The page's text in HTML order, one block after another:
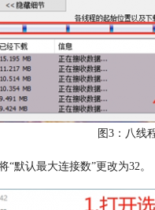
图3：八线
默认最大连接数”更改为32。